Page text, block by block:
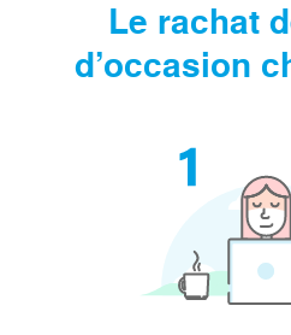
Le rachat
d’occasion